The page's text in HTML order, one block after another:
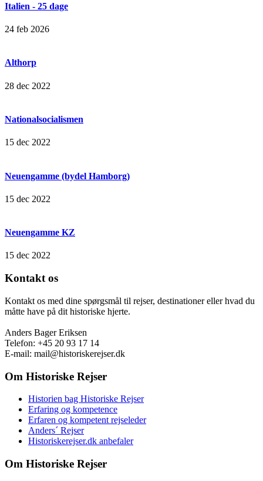
Italien - 25 dage
24 feb 2026
Althorp
28 dec 2022
Nationalsocialismen
15 dec 2022
Neuengamme (bydel Hamborg)
15 dec 2022
Neuengamme KZ
15 dec 2022
Kontakt os
Kontakt os med dine spørgsmål til rejser, destinationer eller hvad du
måtte have på dit historiske hjerte.
Anders Bager Eriksen
Telefon: +45 20 93 17 14
E-mail: mail@historiskerejser.dk
Om Historiske Rejser
Historien bag Historiske Rejser
Erfaring og kompetence
Erfaren og kompetent rejseleder
Anders´ Rejser
Historiskerejser.dk anbefaler
Om Historiske Rejser